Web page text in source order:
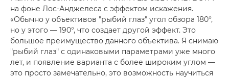
на фоне Лос-Анджелеса с эффектом искажения.
«Обычно у объективов "рыбий глаз" угол обзора 180°,
но у этого — 190°, что создает другой эффект. Это
большое преимущество данного объектива. Я снимаю
"рыбий глаз" с одинаковыми параметрами уже много
лет, и появление варианта с более широким углом —
это просто замечательно, это возможность научиться